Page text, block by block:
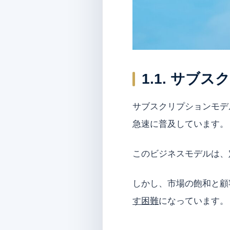
1.1. サブス
サブスクリプションモ
急速に普及しています。
このビジネスモデルは
しかし、市場の飽和と
す困難になっています。